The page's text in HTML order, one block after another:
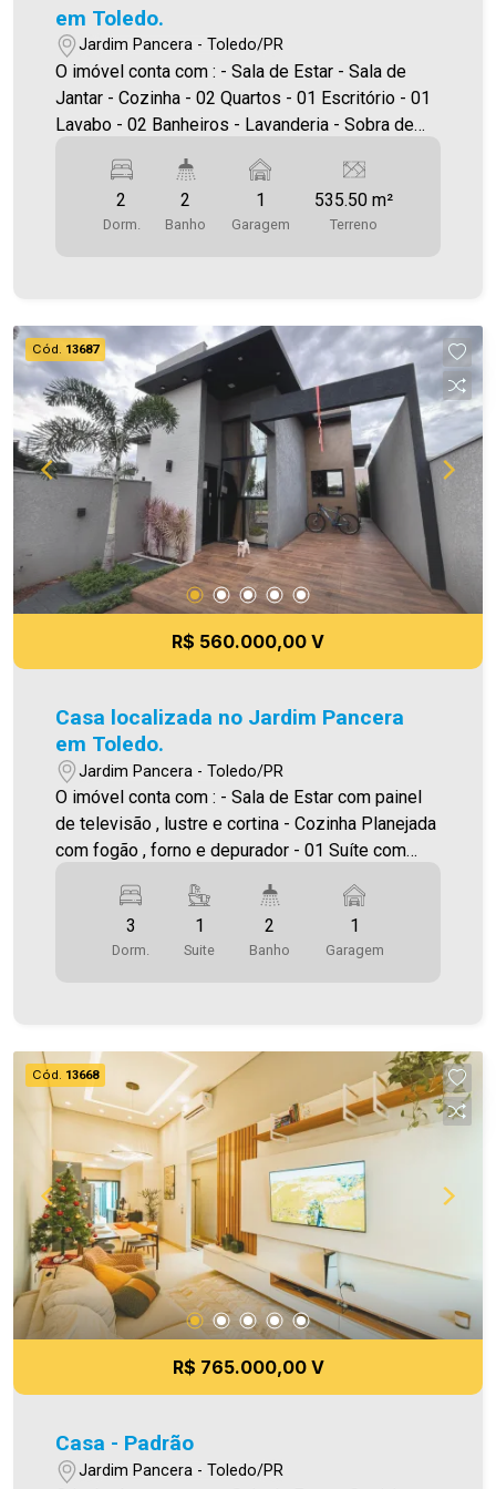
em Toledo.
Jardim Pancera - Toledo/PR
O imóvel conta com : - Sala de Estar - Sala de
Jantar - Cozinha - 02 Quartos - 01 Escritório - 01
Lavabo - 02 Banheiros - Lavanderia - Sobra de
160,00m² Área terreno: 535,50m² A Imobiliária
Ativa possui hoje uma das maiores carteiras de
imóveis administrados da cidade, atuando com
informações aqui prestadas são verdadeiras,
todavia, reservamo-nos o direito de corrigir
qualquer erro de digitação e/ou ortografia, bem
como alteração dos preços e imagens. Fotos
meramente ilustrativas.
2
Dorm.
2
Banho
1
Garagem
535.50 m²
Terreno
Cód. 13687
R$ 560.000,00 V
Casa localizada no Jardim Pancera
em Toledo.
Jardim Pancera - Toledo/PR
O imóvel conta com : - Sala de Estar com painel
de televisão , lustre e cortina - Cozinha Planejada
com fogão , forno e depurador - 01 Suíte com
Quartos - 02 Banheiros ( suíte e social ) -
Lavanderia com armário - Sobra de terreno - Vaga
de garagem Área construída: 83,82m² Área
tanto na locação quanto na venda. Aproveite essa
oportunidade, agende uma visita! Imobiliária Ativa
| Sinta-se em casa! - As informações aqui
prestadas são verdadeiras, todavia, reservamo-
nos o direito de corrigir qualquer erro de
digitação e/ou ortografia, bem como alteração
dos preços e imagens. Fotos meramente
ilustrativas.
3
Dorm.
1
Suite
2
Banho
1
Garagem
Cód. 13668
R$ 765.000,00 V
Casa - Padrão
Jardim Pancera - Toledo/PR